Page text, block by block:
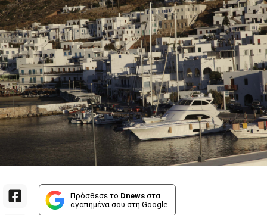
Πρόσθεσε το Dnews στα
αγαπημένα σου στη Google